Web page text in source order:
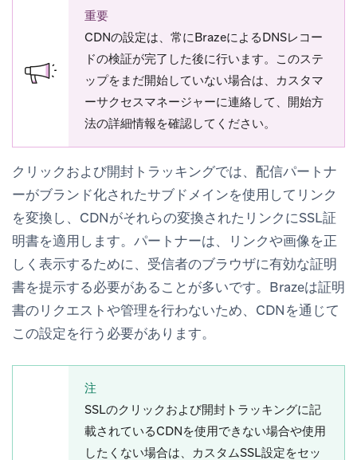
重要
CDNの設定は、常にBrazeによるDNSレコー
ドの検証が完了した後に行います。このステ
ップをまだ開始していない場合は、カスタマ
ーサクセスマネージャーに連絡して、開始方
法の詳細情報を確認してください。
クリックおよび開封トラッキングでは、配信パートナ
ーがブランド化されたサブドメインを使用してリンク
を変換し、CDNがそれらの変換されたリンクにSSL証
明書を適用します。パートナーは、リンクや画像を正
しく表示するために、受信者のブラウザに有効な証明
書を提示する必要があることが多いです。Brazeは証明
書のリクエストや管理を行わないため、CDNを通じて
この設定を行う必要があります。
注
SSLのクリックおよび開封トラッキングに記
載されているCDNを使用できない場合や使用
したくない場合は、カスタムSSL設定をセッ